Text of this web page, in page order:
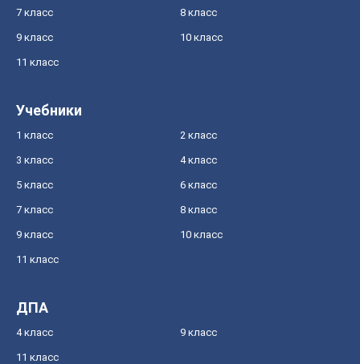
7 класс 8 класс
9 класс 10 класс
11 класс
Учебники
1 класс 2 класс
3 класс 4 класс
5 класс 6 класс
7 класс 8 класс
9 класс 10 класс
11 класс
ДПА
4 класс 9 класс
11 класс